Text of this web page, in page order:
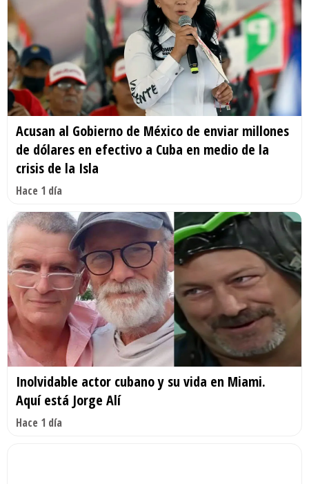
Acusan al Gobierno de México de enviar millones
de dólares en efectivo a Cuba en medio de la
crisis de la Isla
Hace 1 día
Inolvidable actor cubano y su vida en Miami.
Aquí está Jorge Alí
Hace 1 día